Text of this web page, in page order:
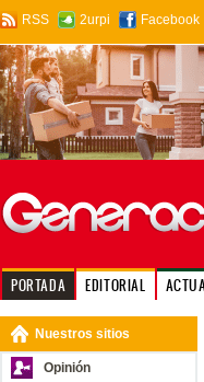
RSS 2urpi Facebook
PORTADA EDITORIAL
Nuestros sitios
Opinión